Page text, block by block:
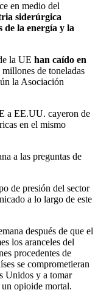
en medio del
siderúrgica
de la energía y la
la UE han caído en
de toneladas
la Asociación
a EE.UU. cayeron de
en el mismo
a las preguntas de
de presión del sector
a lo largo de este
después de que el
los aranceles del
procedentes de
se comprometieran
Unidos y a tomar
opioide mortal.